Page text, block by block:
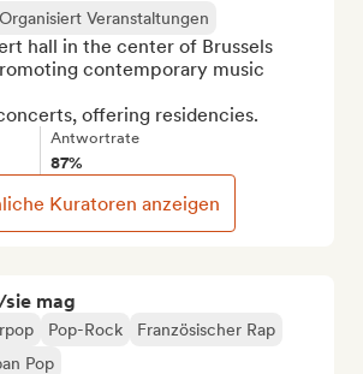
mag
Pop-Rock
Französischer Rap
Pop
Organisiert Veranstaltungen
hall in the center of Brussels
contemporary music
offering residencies.
Antwortrate
87%
Kuratoren anzeigen